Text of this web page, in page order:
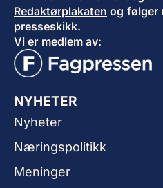
Redaktørplakaten og følger
presseskikk.
Vi er medlem av:
NYHETER
Nyheter
Næringspolitikk
Meninger